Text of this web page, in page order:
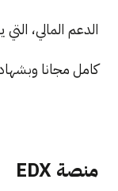
الدعم المالي،
كامل مجانا
منصة EDX